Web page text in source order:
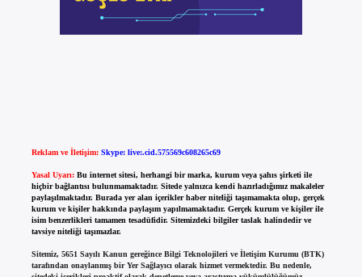
Reklam ve İletişim: Skype: live:.cid.575569c608265c69
Yasal Uyarı: Bu internet sitesi, herhangi bir marka, kurum veya şahıs şirketi ile
hiçbir bağlantısı bulunmamaktadır. Sitede yalnızca kendi hazırladığımız makaleler
paylaşılmaktadır. Burada yer alan içerikler haber niteliği taşımamakta olup, gerçek
kurum ve kişiler hakkında paylaşım yapılmamaktadır. Gerçek kurum ve kişiler ile
isim benzerlikleri tamamen tesadüfidir. Sitemizdeki bilgiler taslak halindedir ve
tavsiye niteliği taşımazlar.
Sitemiz, 5651 Sayılı Kanun gereğince Bilgi Teknolojileri ve İletişim Kurumu (BTK)
tarafından onaylanmış bir Yer Sağlayıcı olarak hizmet vermektedir. Bu nedenle,